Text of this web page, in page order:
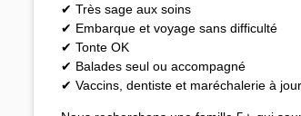
✔ Très sage aux soins
✔ Embarque et voyage sans difficulté
✔ Tonte OK
✔ Balades seul ou accompagné
✔ Vaccins, dentiste et maréchalerie à jour